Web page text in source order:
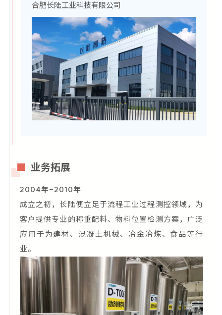
合肥长陆工业科技有限公司
业务拓展
2004年-2010年
成立之初，长陆便立足于流程工业过程测控领域，为
客户提供专业的称重配料、物料位置检测方案，广泛
应用于为建材、混凝土机械、冶金冶炼、食品等行
业。